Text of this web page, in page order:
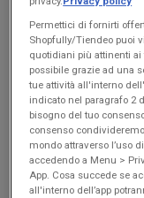
Famila Market
Buon Ferragosto
Scade il 19/08
Permettici di fornirti
Shopfully/Tiendeo puoi
quotidiani più attinenti
possibile grazie ad una
tue attività all'interno
indicato nel paragrafo 2
bisogno del tuo
consenso
mondo attraverso l’uso
accedendo a Menu >
App. Cosa succede se
all'interno dell’app